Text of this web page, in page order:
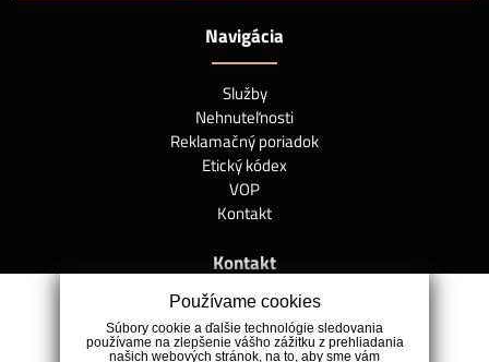
Navigácia
Služby
Nehnuteľnosti
Reklamačný poriadok
Etický kódex
VOP
Kontakt
Kontakt
Kvetná 1505/4D, 90041 Rovinka
+421 948 318 708
Používame cookies
Súbory cookie a ďalšie technológie sledovania
používame na zlepšenie vášho zážitku z prehliadania
našich webových stránok, na to, aby sme vám